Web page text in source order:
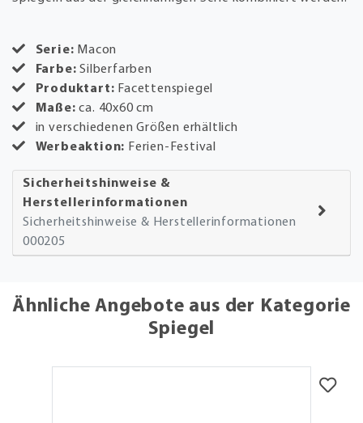
Serie: Macon
Farbe: Silberfarben
Produktart: Facettenspiegel
Maße:ca. 40x60 cm
in verschiedenen Größen erhältlich
Werbeaktion: Ferien-Festival
Sicherheitshinweise &
Herstellerinformationen
Sicherheitshinweise & Herstellerinformationen
000205
Ähnliche Angebote aus der Kategorie
Spiegel